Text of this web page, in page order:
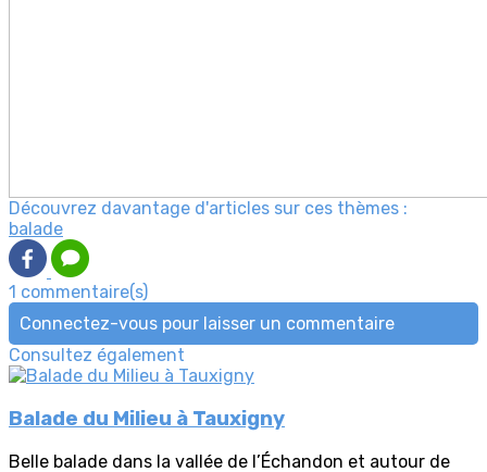
Découvrez davantage d'articles sur ces thèmes :
balade
1 commentaire(s)
Connectez-vous pour laisser un commentaire
Consultez également
Balade du Milieu à Tauxigny
Belle balade dans la vallée de l’Échandon et autour de